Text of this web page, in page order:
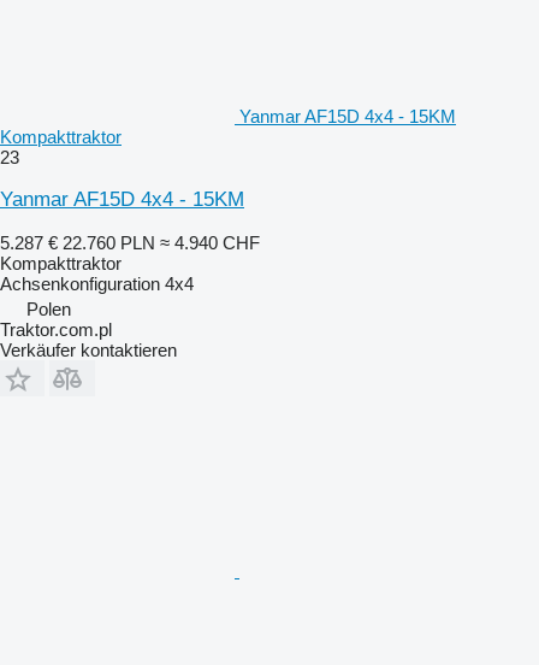
Yanmar AF15D 4x4 - 15KM
Kompakttraktor
23
Yanmar AF15D 4x4 - 15KM
5.287 € 22.760 PLN ≈ 4.940 CHF
Kompakttraktor
Achsenkonfiguration 4x4
Polen
Traktor.com.pl
Verkäufer kontaktieren